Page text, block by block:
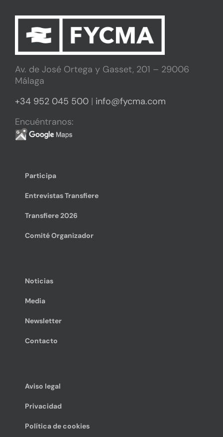
Av. de José Ortega y Gasset, 201 – 29006
Málaga
+34 952 045 500 | info@fycma.com
Encuéntranos:
Participa
Entrevistas Transfiere
Transfiere 2026
Comité Organizador
Noticias
Media
Newsletter
Contacto
Aviso legal
Privacidad
Política de cookies